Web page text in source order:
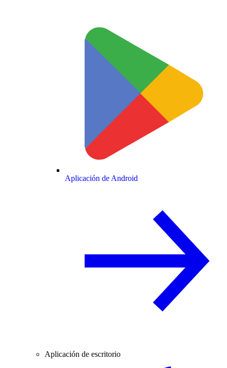
Aplicación de Android
Aplicación de escritorio